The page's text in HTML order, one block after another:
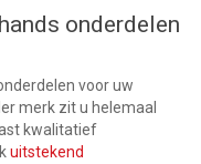
onderdelen
voor uw
merk zit u helemaal
kwalitatief
uitstekend